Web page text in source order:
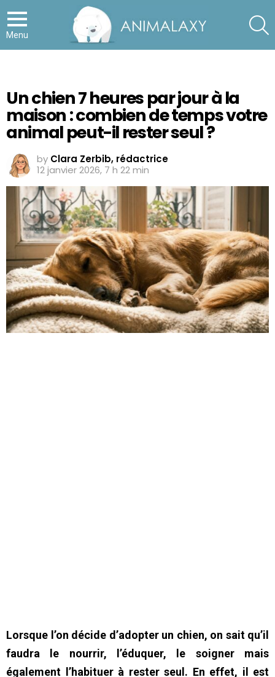
Menu
Un chien 7 heures par jour à la
maison : combien de temps votre
animal peut-il rester seul ?
by Clara Zerbib, rédactrice
12 janvier 2026, 7 h 22 min
Lorsque l’on décide d’adopter un chien, on sait qu’il
faudra le nourrir, l’éduquer, le soigner mais
également l’habituer à rester seul. En effet, il est